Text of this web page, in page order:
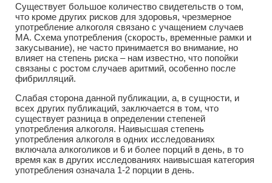
Существует большое количество свидетельств о том,
что кроме других рисков для здоровья, чрезмерное
употребление алкоголя связано с учащением случаев
МА. Схема употребления (скорость, временные рамки и
закусывание), не часто принимается во внимание, но
влияет на степень риска – нам известно, что попойки
связаны с ростом случаев аритмий, особенно после
фибрилляций.
Слабая сторона данной публикации, а, в сущности, и
всех других публикаций, заключается в том, что
существует разница в определении степеней
употребления алкоголя. Наивысшая степень
употребления алкоголя в одних исследованиях
включала алкоголиков и 6 и более порций в день, в то
время как в других исследованиях наивысшая категория
употребления означала 1-2 порции в день.